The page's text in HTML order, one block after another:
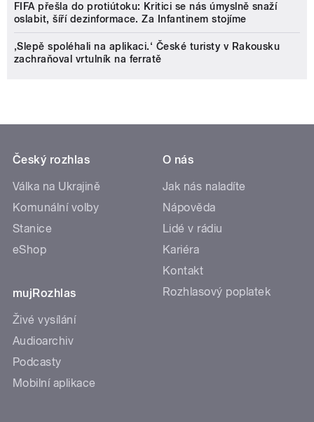
FIFA přešla do protiútoku: Kritici se nás úmyslně snaží
oslabit, šíří dezinformace. Za Infantinem stojíme
‚Slepě spoléhali na aplikaci.‘ České turisty v Rakousku
zachraňoval vrtulník na ferratě
Český rozhlas
Válka na Ukrajině
Komunální volby
Stanice
eShop
mujRozhlas
Živé vysílání
Audioarchiv
Podcasty
Mobilní aplikace
O nás
Jak nás naladíte
Nápověda
Lidé v rádiu
Kariéra
Kontakt
Rozhlasový poplatek